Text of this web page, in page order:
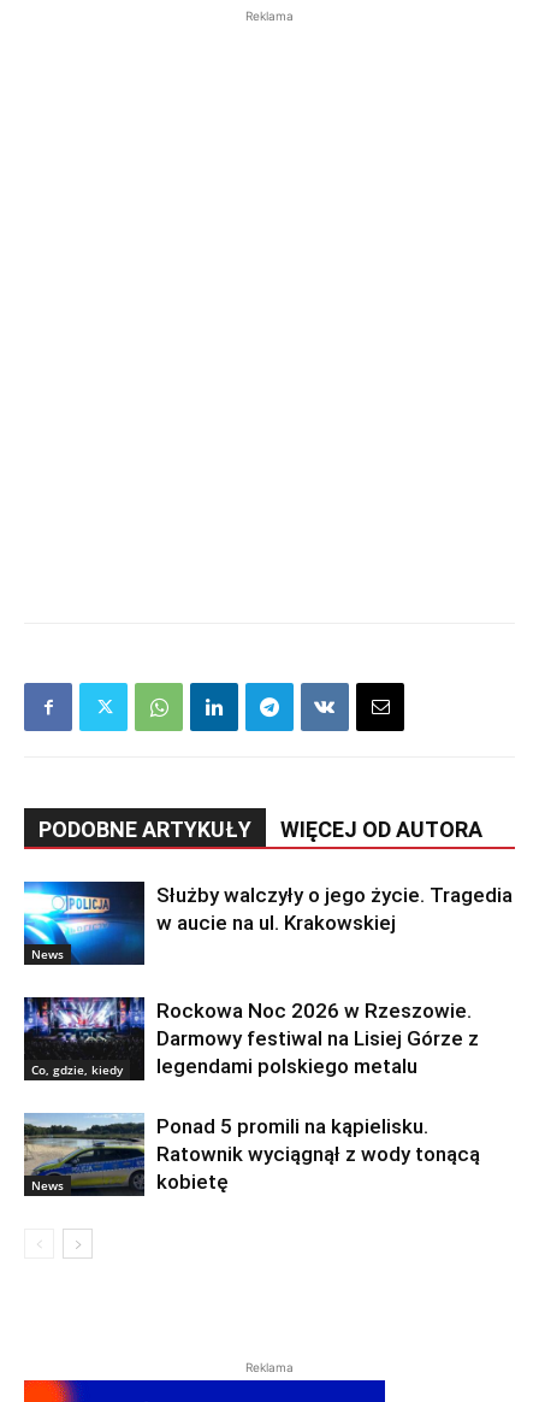
Reklama
PODOBNE ARTYKUŁY WIĘCEJ OD AUTORA
News
Służby walczyły o jego życie. Tragedia
w aucie na ul. Krakowskiej
Co, gdzie, kiedy
Rockowa Noc 2026 w Rzeszowie.
Darmowy festiwal na Lisiej Górze z
legendami polskiego metalu
News
Ponad 5 promili na kąpielisku.
Ratownik wyciągnął z wody tonącą
kobietę
Reklama